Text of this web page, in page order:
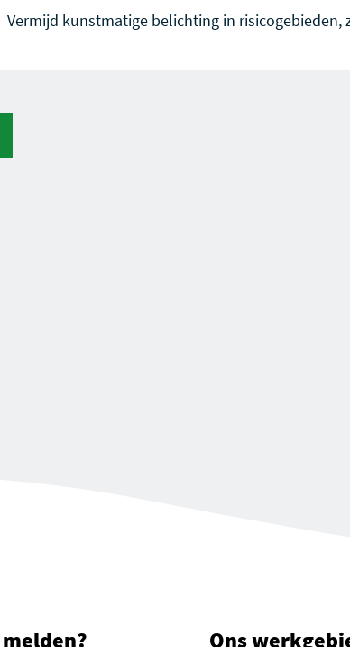
Vermijd kunstmatige belichting in risicogebieden,
Ons